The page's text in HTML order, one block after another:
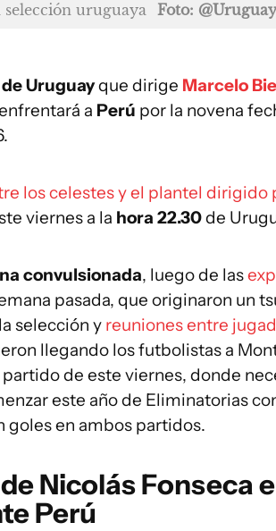
selección uruguaya Foto: @Uruguay
Uruguayque dirige Marcelo
a Perú por la novena
los celestes y el plantel dirigido
viernes a la hora 22.30de
convulsionada, luego de las
pasada, que originaron un
selección y reuniones entre
llegando los futbolistas a
de este viernes, donde
este año de Eliminatorias
goles en ambos partidos.
Nicolás Fonseca
Perú